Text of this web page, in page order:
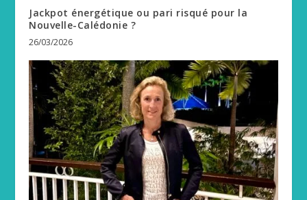
Jackpot énergétique ou pari risqué pour la
Nouvelle-Calédonie ?
26/03/2026